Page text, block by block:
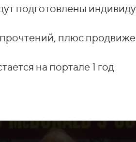
подготовлены
плюс
на портале 1 год